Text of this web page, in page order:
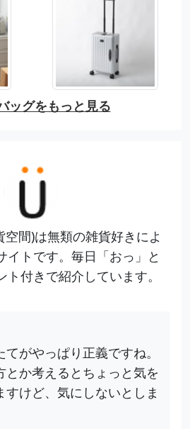
ッグをもっと見る
間)は無類の雑貨好きによ
イトです。毎日「おっ」と
付きで紹介しています。
てがやっぱり正義ですね。
とか考えるとちょっと気を
すけど、気にしないとしま